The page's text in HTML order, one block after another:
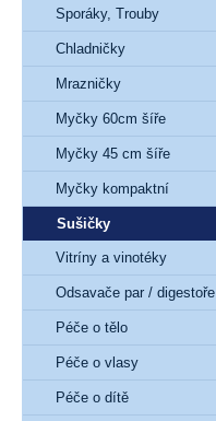
Sporáky, Trouby
Chladničky
Mrazničky
Myčky 60cm šíře
Myčky 45 cm šíře
Myčky kompaktní
Sušičky
Vitríny a vinotéky
Odsavače par / digestoře
Péče o tělo
Péče o vlasy
Péče o dítě